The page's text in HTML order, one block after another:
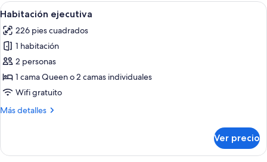
Abrir
todas
las
fotos
de
Habitación
ejecutiva
Habitación de hotel con una cama
6
Habitación ejecutiva
226 pies cuadrados
1 habitación
2 personas
1 cama Queen o 2 camas individuales
Wifi gratuito
Más detalles
Más
ejecutiva
Ver precio